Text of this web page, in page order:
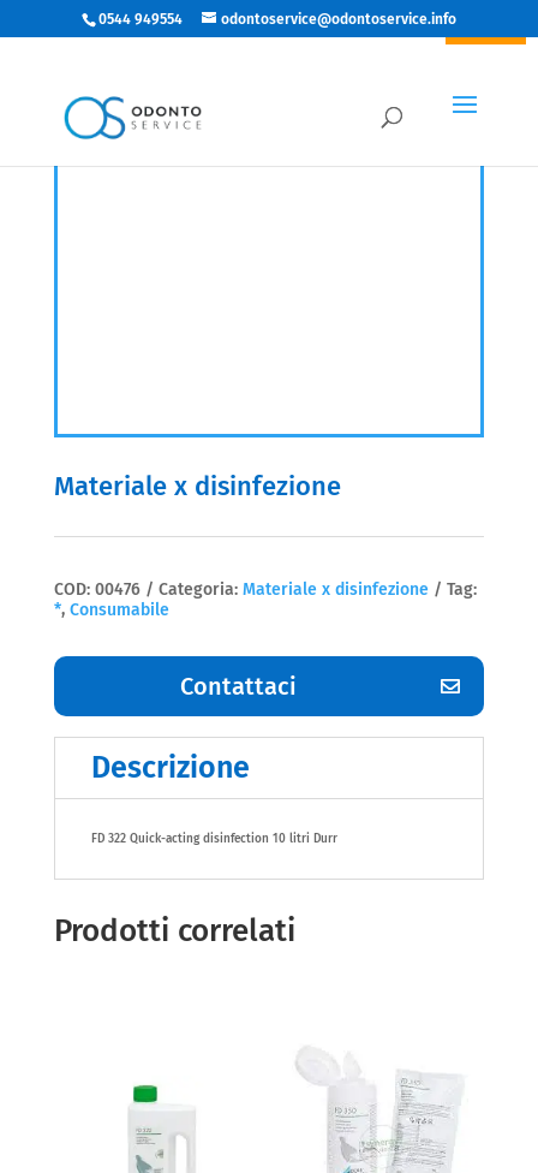
0544 949554 odontoservice@odontoservice.info
Materiale x disinfezione
COD: 00476 Categoria: Materiale x disinfezione
Tag:
*, Consumabile
Contattaci
Descrizione
FD 322 Quick-acting disinfection 10 litri Durr
Prodotti correlati